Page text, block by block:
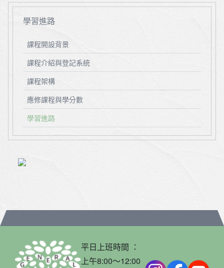
學習進路
課程開設背景
課程介紹與登記系統
課程架構
應修課程與學分數
學習進路
平日上班時間 ：
上午8:00～12:00